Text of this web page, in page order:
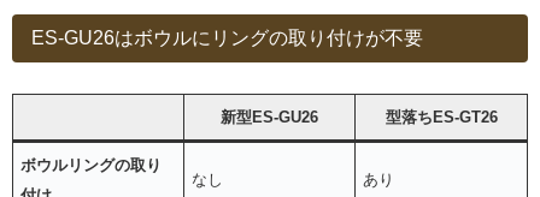
ES-GU26はボウルにリングの取り付けが不要
新型ES-GU26 型落ちES-GT26
ボウルリングの取り
なし あり